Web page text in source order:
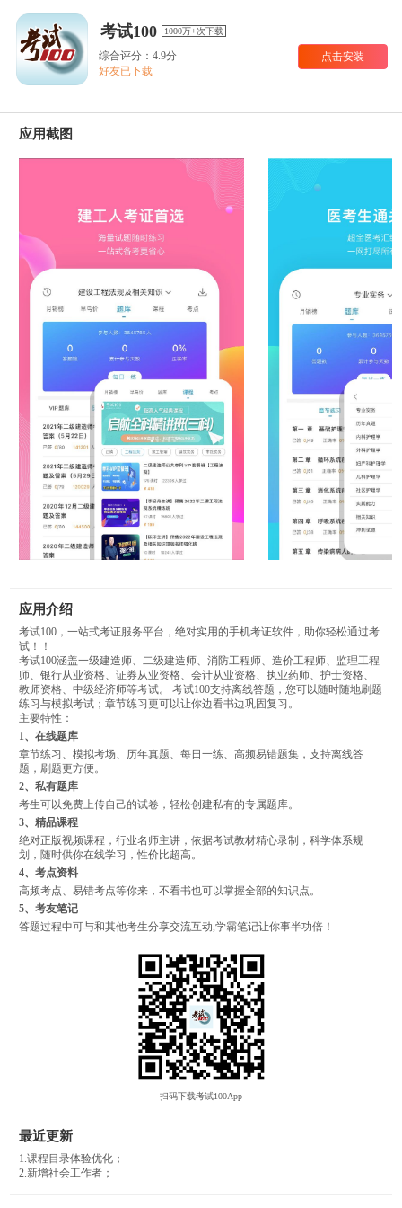
考试100 1000万+次下载
综合评分：4.9分
好友已下载
点击安装
应用截图
应用介绍
考试100，一站式考证服务平台，绝对实用的手机考证软件，助你轻松通过考
试！！
考试100涵盖一级建造师、二级建造师、消防工程师、造价工程师、监理工程
师、银行从业资格、证券从业资格、会计从业资格、执业药师、护士资格、
教师资格、中级经济师等考试。 考试100支持离线答题，您可以随时随地刷题
练习与模拟考试；章节练习更可以让你边看书边巩固复习。
主要特性：
1、在线题库
章节练习、模拟考场、历年真题、每日一练、高频易错题集，支持离线答
题，刷题更方便。
2、私有题库
考生可以免费上传自己的试卷，轻松创建私有的专属题库。
3、精品课程
绝对正版视频课程，行业名师主讲，依据考试教材精心录制，科学体系规
划，随时供你在线学习，性价比超高。
4、考点资料
高频考点、易错考点等你来，不看书也可以掌握全部的知识点。
5、考友笔记
答题过程中可与和其他考生分享交流互动,学霸笔记让你事半功倍！
扫码下载考试100App
最近更新
1.课程目录体验优化；
2.新增社会工作者；